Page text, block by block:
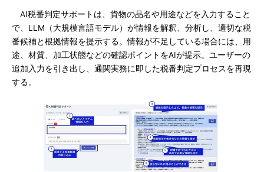
AI税番判定サポートは、貨物の品名や用途などを入力すること
で、LLM（大規模言語モデル）が情報を解釈、分析し、適切な税
番候補と根拠情報を提示する。情報が不足している場合には、用
途、材質、加工状態などの確認ポイントをAIが提示。ユーザーの
追加入力を引き出し、通関実務に即した税番判定プロセスを再現
する。